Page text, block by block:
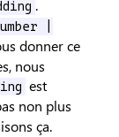
.
|
donner ce
nous
est
non plus
ça.